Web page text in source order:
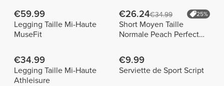
€59.99
Legging Taille Mi-Haute
MuseFit
€26.24€34.99 25%
Short Moyen Taille
Normale Peach Perfect
€34.99
Legging Taille Mi-Haute
Athleisure
€9.99
Serviette de Sport Script